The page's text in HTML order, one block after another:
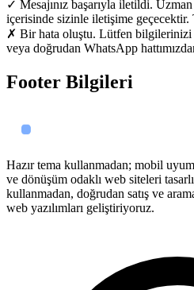
✓ Mesajınız başarıyla iletildi.
içerisinde sizinle iletişime geçecektir.
✗ Bir hata oluştu. Lütfen bilgilerinizi
veya doğrudan WhatsApp
Footer Bilgileri
Hazır tema kullanmadan; mobil
ve dönüşüm odaklı web siteleri
kullanmadan, doğrudan satış ve
web yazılımları geliştiriyoruz.